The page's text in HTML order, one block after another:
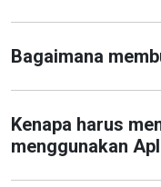
Bagaimana
Kenapa harus
menggunakan